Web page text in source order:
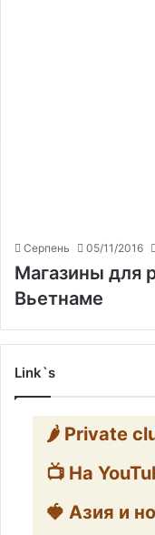
Серпень 05/11/2016
Магазины для
Вьетнаме
Link`s
🌶️ Private
📺 На
🍓 Азия и